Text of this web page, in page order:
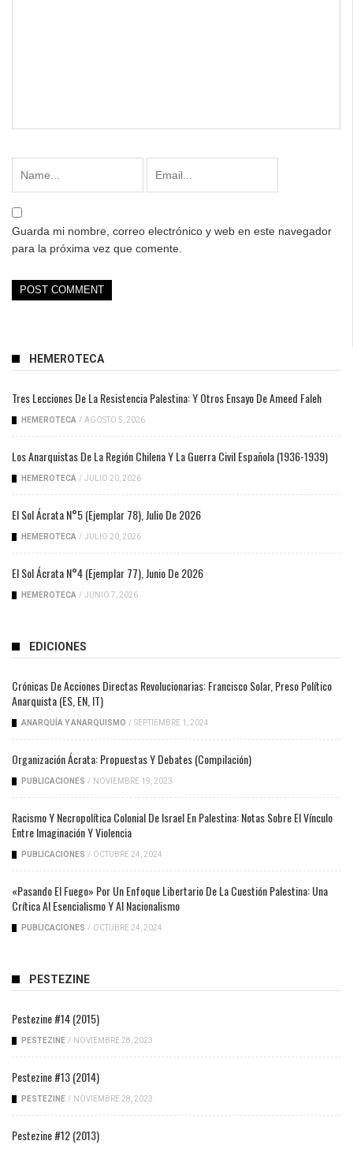
Guarda mi nombre, correo electrónico y web en este navegador
para la próxima vez que comente.
HEMEROTECA
Tres Lecciones De La Resistencia Palestina: Y Otros Ensayo De Ameed Faleh
HEMEROTECA / AGOSTO 5, 2026
Los Anarquistas De La Región Chilena Y La Guerra Civil Española (1936-1939)
HEMEROTECA / JULIO 20, 2026
El Sol Ácrata N°5 (ejemplar 78), Julio De 2026
HEMEROTECA / JULIO 20, 2026
El Sol Ácrata N°4 (ejemplar 77), Junio De 2026
HEMEROTECA / JUNIO 7, 2026
EDICIONES
Crónicas De Acciones Directas Revolucionarias: Francisco Solar, Preso Político
Anarquista (ES, EN, IT)
ANARQUÍA Y ANARQUISMO / SEPTIEMBRE 1, 2024
Organización Ácrata: Propuestas Y Debates (compilación)
PUBLICACIONES / NOVIEMBRE 19, 2023
Racismo Y Necropolítica Colonial De Israel En Palestina: Notas Sobre El Vínculo
Entre Imaginación Y Violencia
PUBLICACIONES / OCTUBRE 24, 2024
«Pasando El Fuego» Por Un Enfoque Libertario De La Cuestión Palestina: Una
Crítica Al Esencialismo Y Al Nacionalismo
PUBLICACIONES / OCTUBRE 24, 2024
PESTEZINE
Pestezine #14 (2015)
PESTEZINE / NOVIEMBRE 28, 2023
Pestezine #13 (2014)
PESTEZINE / NOVIEMBRE 28, 2023
Pestezine #12 (2013)